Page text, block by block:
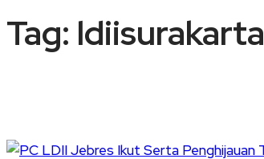
Tag: ldiisurakarta